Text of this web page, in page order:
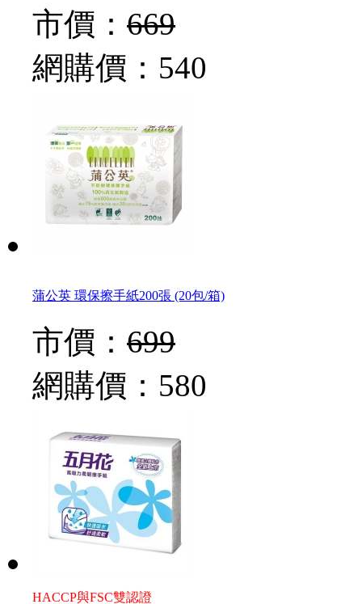
市價： 669
網購價： 540
蒲公英 環保擦手紙200張 (20包/箱)
市價： 699
網購價： 580
HACCP與FSC雙認證